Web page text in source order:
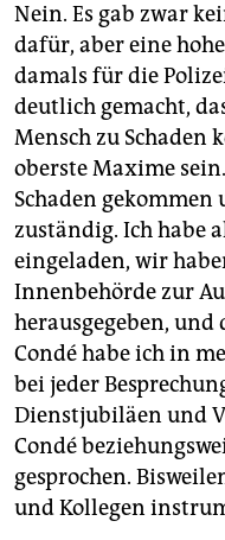
Nein. Es gab zwar
dafür, aber eine
damals für die
deutlich gemacht,
Mensch zu Schaden
oberste Maxime
Schaden
zuständig. Ich habe
eingeladen, wir
Innenbehörde zur
herausgegeben, und
Condé habe ich in
bei jeder
Dienstjubiläen und
Condé
gesprochen.
und Kollegen